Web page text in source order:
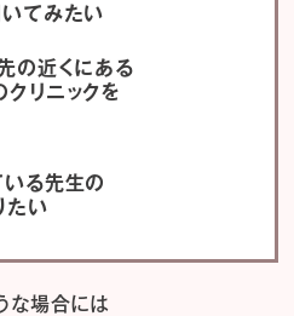
いてみたい
の近くにある
リニックを
いる先生の
たい
な場合には